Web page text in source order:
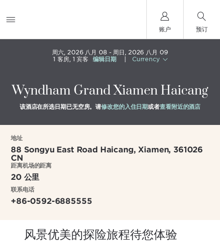
账户 预订
周六, 2026 八月 08
周日, 2026 八月 09
1 客房, 1 宾客 编辑日期 Currency
Wyndham Grand Xiamen Haicang
该酒店在所选日期已无空房。请修改您的入住日期或者查看附近的酒店
地址
88 Songyu East Road Haicang, Xiamen, 361026
CN
距离机场的距离
20 公里
联系电话
+86-0592-6885555
风景优美的探险旅程待您体验